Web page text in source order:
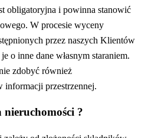
obligatoryjna i powinna stanowić
W procesie wyceny
przez naszych Klientów
o inne dane własnym staraniem.
zdobyć również
informacji przestrzennej.
nieruchomości ?